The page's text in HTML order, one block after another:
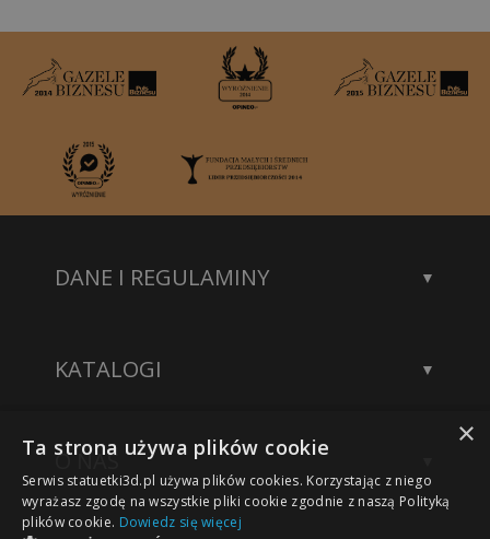
DANE I REGULAMINY
Polityka prywatności
KATALOGI
Katalog akcesoriów
Katalog modeli 3D
O NAS
Wykonane projekty
Nasze sukcesy
×
Ta strona używa plików cookie
Serwis statuetki3d.pl używa plików cookies. Korzystając z niego
wyrażasz zgodę na wszystkie pliki cookie zgodnie z naszą Polityką
plików cookie. Dowiedz się więcej